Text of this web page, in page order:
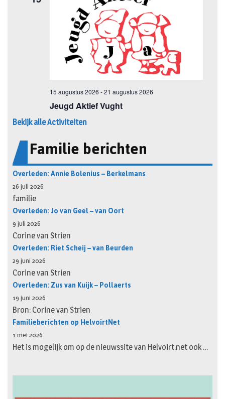
Bekijk alle Activiteiten
Familie berichten
Overleden: Annie Bolenius – Berkelmans
26 juli 2026
familie
Overleden: Jo van Geel – van Oort
9 juli 2026
Corine van Strien
Overleden: Riet Scheij – van Beurden
29 juni 2026
Corine van Strien
Overleden: Zus van Kuijk – Pollaerts
19 juni 2026
Bron: Corine van Strien
Familieberichten op HelvoirtNet
1 mei 2026
Het is mogelijk om op de nieuwssite van Helvoirt.net ook …